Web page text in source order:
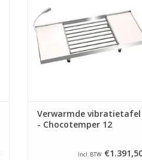
TOEVOEGEN AAN WINKELWAGEN
Verwarmde vibratietafel
- Chocotemper 12
Incl. BTW